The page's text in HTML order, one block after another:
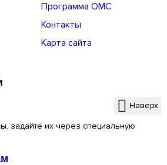
Программа ОМС
Контакты
Карта сайта
Наверх
задайте их через специальную